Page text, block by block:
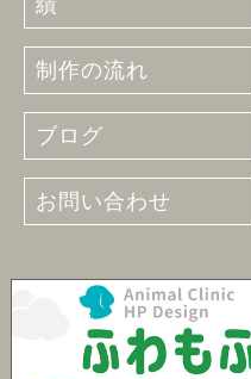
績
制作の流れ
ブログ
お問い合わせ